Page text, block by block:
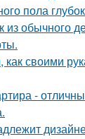
пола
обычного
своими
-